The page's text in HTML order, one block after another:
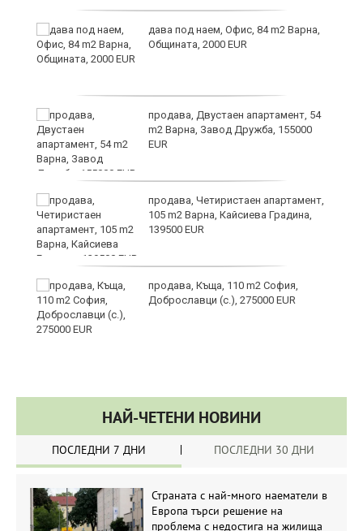
дава под наем, Офис, 84 m2 Варна,
Общината, 2000 EUR
продава, Двустаен апартамент, 54
m2 Варна, Завод Дружба, 155000
EUR
продава, Четиристаен апартамент,
105 m2 Варна, Кайсиева Градина,
139500 EUR
продава, Къща, 110 m2 София,
Доброславци (с.), 275000 EUR
НАЙ-ЧЕТЕНИ НОВИНИ
ПОСЛЕДНИ 7 ДНИ ПОСЛЕДНИ 30 ДНИ
Страната с най-много наематели в
Европа търси решение на
проблема с недостига на жилища